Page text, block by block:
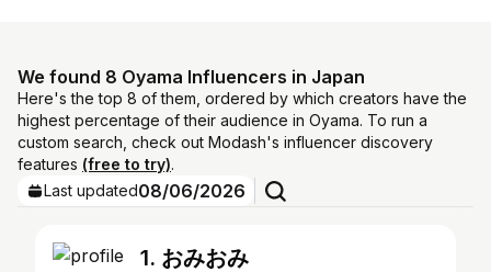
We found 8 Oyama Influencers in Japan
Here's the top 8 of them, ordered by which creators have the
highest percentage of their audience in Oyama. To run a
custom search, check out Modash's influencer discovery
features (free to try).
Last updated08/06/2026
1. おみおみ